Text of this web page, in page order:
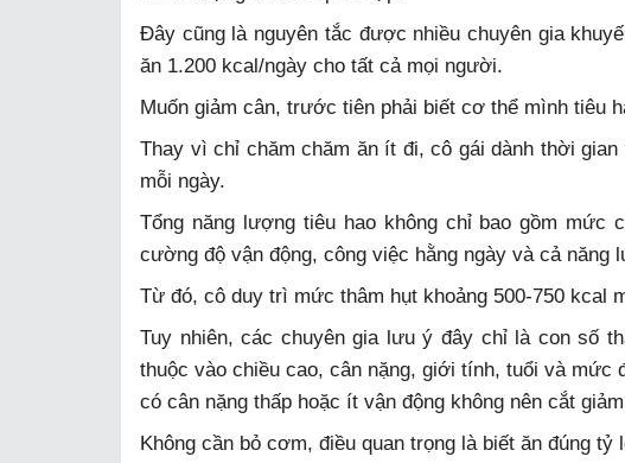
Đây cũng là nguyên tắc được nhiều chuyên gia
ăn 1.200 kcal/ngày cho tất cả mọi người.
Muốn giảm cân, trước tiên phải biết cơ thể mình tiêu
Thay vì chỉ chăm chăm ăn ít đi, cô gái dành thời
mỗi ngày.
Tổng năng lượng tiêu hao không chỉ bao gồm mức
cường độ vận động, công việc hằng ngày và cả
Từ đó, cô duy trì mức thâm hụt khoảng 500-750 kcal
Tuy nhiên, các chuyên gia lưu ý đây chỉ là con số
thuộc vào chiều cao, cân nặng, giới tính, tuổi và
có cân nặng thấp hoặc ít vận động không nên cắt
Không cần bỏ cơm, điều quan trọng là biết ăn đúng tỷ